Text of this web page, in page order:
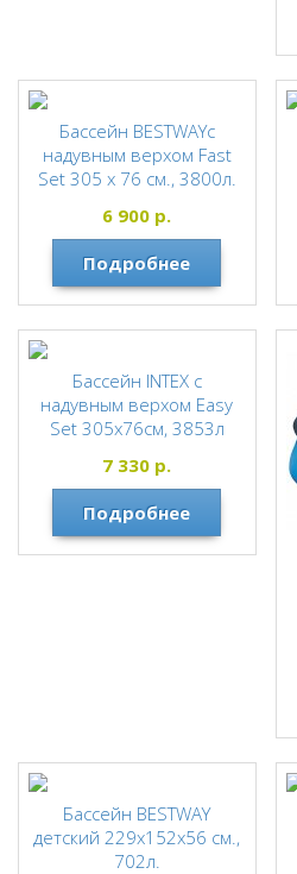
Бассейн BESTWAYс
надувным верхом Fast
Set 305 х 76 см., 3800л.
BESTWAY
6 900 р.
Подробнее
Бассейн INTEX с
надувным верхом Easy
Set 305х76см, 3853л
INTEX
7 330 р.
Подробнее
Бассейн BESTWAY
детский 229х152х56 см.,
702л.